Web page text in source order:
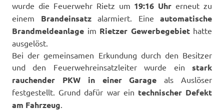
wurde die Feuerwehr Rietz um 19:16 Uhr erneut zu
einem Brandeinsatzalarmiert. Eine automatische
Brandmeldeanlage im Rietzer Gewerbegebiethatte
ausgelöst.
Bei der gemeinsamen Erkundung durch den Besitzer
und den Feuerwehreinsatzleiter wurde ein stark
rauchender PKW in einer Garage als Auslöser
festgestellt. Grund dafür war ein technischer Defekt
am Fahrzeug.